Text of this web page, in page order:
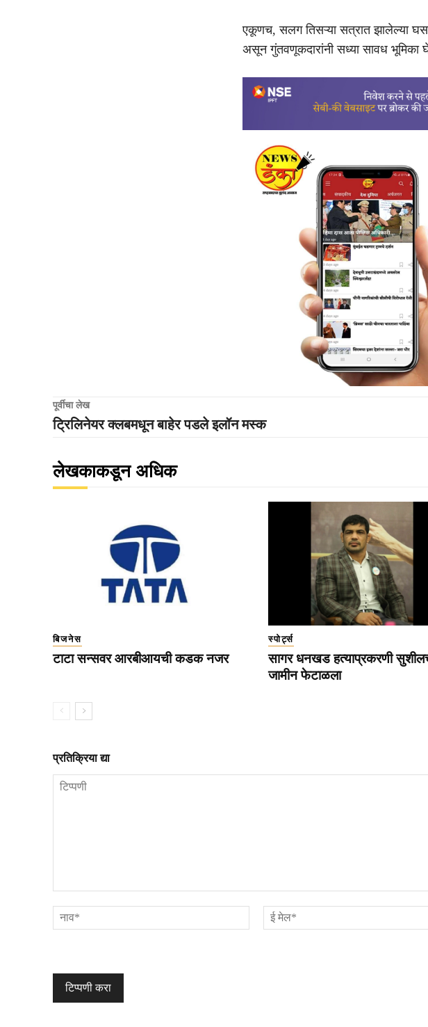
एकूणच, सलग तिसऱ्या सत्रात झालेल्या
असून गुंतवणूकदारांनी सध्या सावध
पूर्वीचा लेख
ट्रिलिनेयर क्लबमधून बाहेर पडले इलॉन मस्क
लेखकाकडून अधिक
बिजनेस
टाटा सन्सवर आरबीआयची कडक नजर
स्पोर्ट्स
सागर धनखड हत्याप्रकरणी
जामीन फेटाळला
प्रतिक्रिया द्या
नाव*